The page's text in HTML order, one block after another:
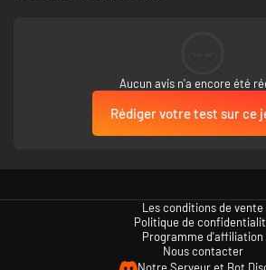
défis supplémentaires.
Aucun avis n'a encore été
Rédiger votre test sur ce
Les conditions de vente
Politique de
Programme d'affiliation
Nous contacter
Notre Serveur et Bot